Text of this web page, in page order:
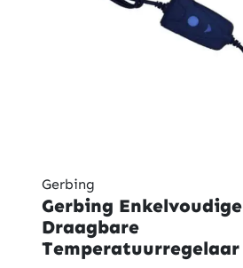
Gerbing
Gerbing Enkelvoudige
Draagbare
Temperatuurregelaar